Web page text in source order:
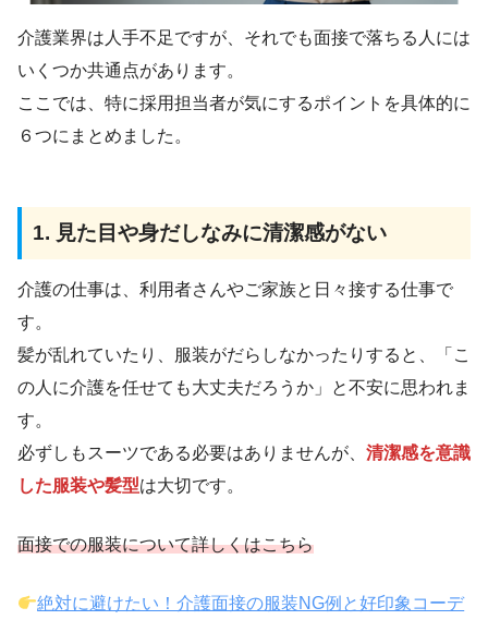
介護業界は人手不足ですが、それでも面接で落ちる人には
いくつか共通点があります。
ここでは、特に採用担当者が気にするポイントを具体的に
６つにまとめました。
1. 見た目や身だしなみに清潔感がない
介護の仕事は、利用者さんやご家族と日々接する仕事で
す。
髪が乱れていたり、服装がだらしなかったりすると、「こ
の人に介護を任せても大丈夫だろうか」と不安に思われま
す。
必ずしもスーツである必要はありませんが、 清潔感を意識
した服装や髪型は大切です。
面接での服装について詳しくはこちら
絶対に避けたい！介護面接の服装NG例と好印象コーデ